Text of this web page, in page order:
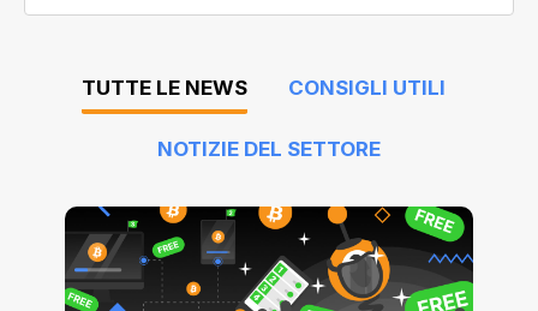
TUTTE LE NEWS CONSIGLI UTILI
NOTIZIE DEL SETTORE